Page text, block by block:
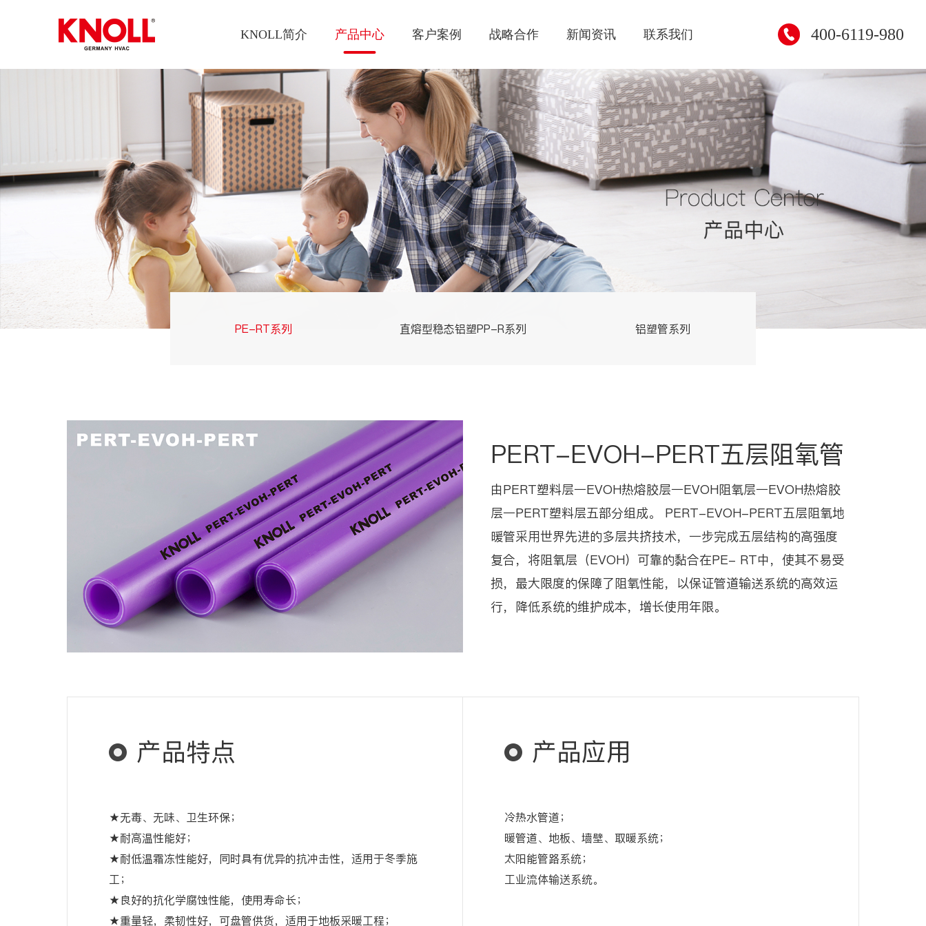
KNOLL简介 产品中心 客户案例 战略合作 新闻资讯 联系我们 400-6119-980
PE-RT系列 直熔型稳态铝塑PP-R系列 铝塑管系列 交联管系列
PERT-EVOH-PERT五层阻氧管
由PERT塑料层一EVOH热熔胶层一EVOH阻氧层一EVOH热熔胶
层一PERT塑料层五部分组成。 PERT-EVOH-PERT五层阻氧地
暖管采用世界先进的多层共挤技术，一步完成五层结构的高强度
复合，将阻氧层（EVOH）可靠的黏合在PE- RT中，使其不易受
损，最大限度的保障了阻氧性能，以保证管道输送系统的高效运
行，降低系统的维护成本，增长使用年限。
产品特点
★无毒、无味、卫生环保；
★耐高温性能好；
★耐低温霜冻性能好，同时具有优异的抗冲击性，适用于冬季施
工；
★良好的抗化学腐蚀性能，使用寿命长；
★重量轻，柔韧性好，可盘管供货，适用于地板采暖工程；
产品应用
冷热水管道；
暖管道、地板、墙壁、取暖系统；
太阳能管路系统；
工业流体输送系统。